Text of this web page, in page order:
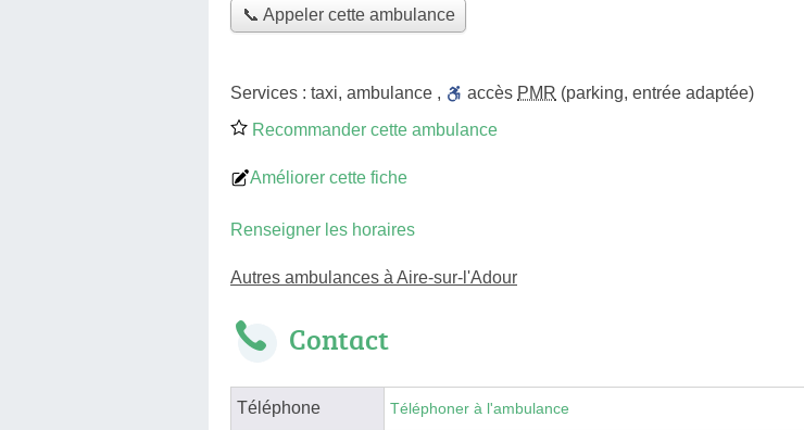
📞 Appeler cette ambulance
Services : taxi, ambulance , accès PMR (parking, entrée adaptée)
Recommander cette ambulance
Améliorer cette fiche
Renseigner les horaires
Autres ambulances à Aire-sur-l'Adour
Contact
Téléphone Téléphoner à l'ambulance